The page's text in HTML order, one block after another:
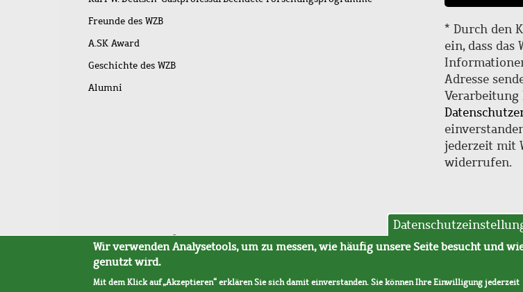
Freunde des WZB
A.SK Award
Geschichte des WZB
Alumni
* Durch den
ein, dass das
Adresse
jederzeit mit
widerrufen.
Fußleistenmenü
SitemapBarrierefreiheitImpressumDatenschutzAVB
Wir verwenden Analysetools, um zu messen, wie häufig unsere Seite besucht und
genutzt wird.
Mit dem Klick auf „Akzeptieren“ erklären Sie sich damit einverstanden. Sie können Ihre Einwilligung jederzeit